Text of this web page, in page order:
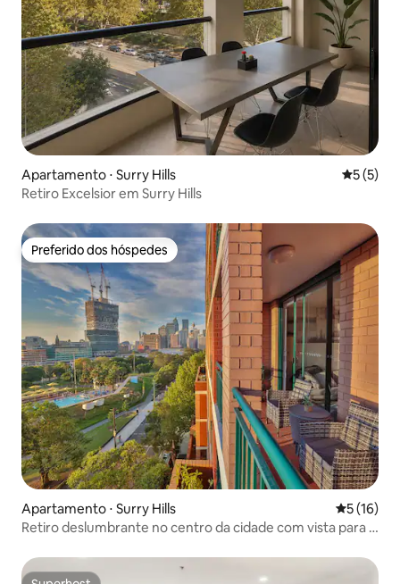
Apartamento ⋅ Surry Hills 5 de
5 (5)
Retiro Excelsior em Surry Hills
Preferido dos hóspedes
Preferido dos hóspedes
Apartamento ⋅ Surry Hills 5 de uma
5 (16)
Retiro deslumbrante no centro da cidade com vista para a